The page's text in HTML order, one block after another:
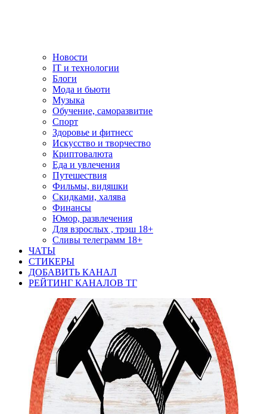
Новости
IT и технологии
Блоги
Мода и бьюти
Музыка
Обучение, саморазвитие
Спорт
Здоровье и фитнесс
Искусство и творчество
Криптовалюта
Еда и увлечения
Путешествия
Фильмы, видяшки
Скидками, халява
Финансы
Юмор, развлечения
Для взрослых , трэш 18+
Сливы телеграмм 18+
ЧАТЫ
СТИКЕРЫ
ДОБАВИТЬ КАНАЛ
РЕЙТИНГ КАНАЛОВ ТГ